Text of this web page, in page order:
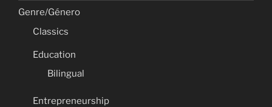
Genre/Género
Classics
Education
Bilingual
Entrepreneurship